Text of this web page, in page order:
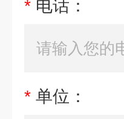
* 电话：
* 单位：